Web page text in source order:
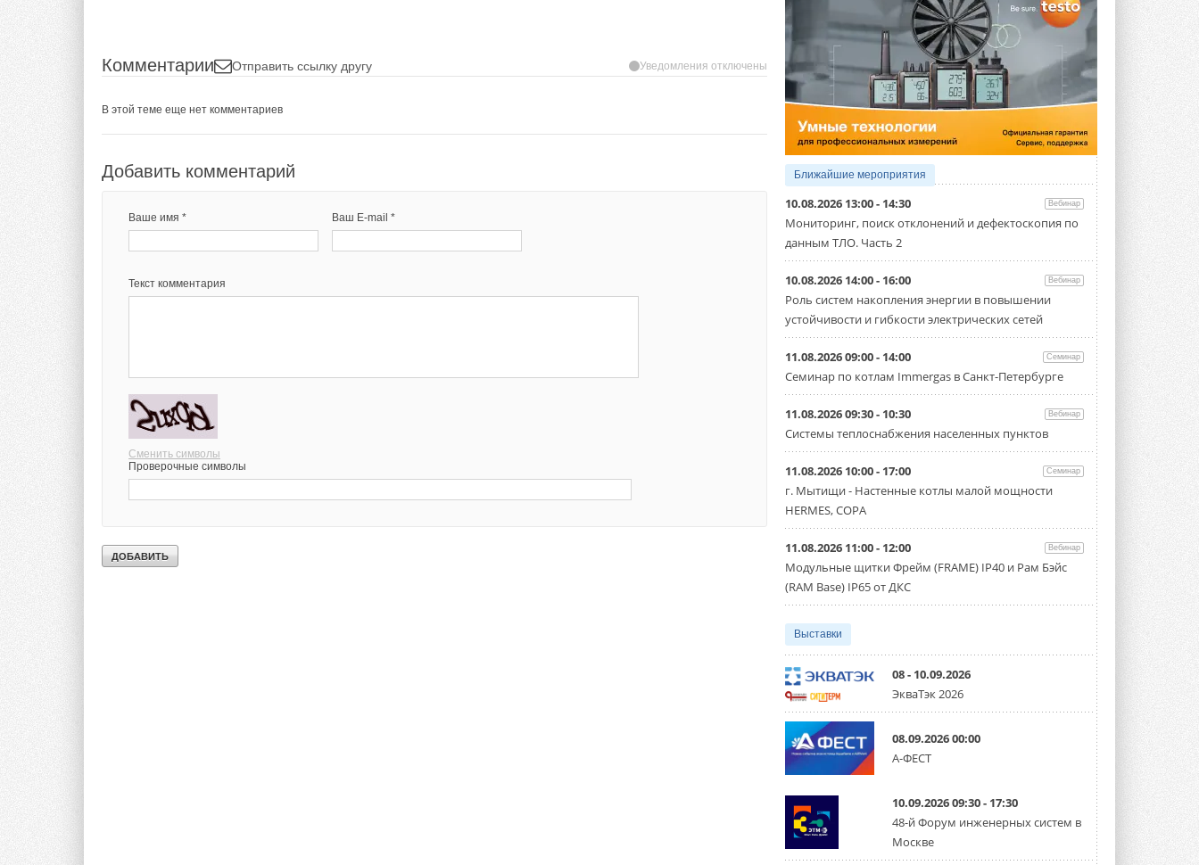
Комментарии Отправить ссылку другу Уведомления отключены
В этой теме еще нет комментариев
Добавить комментарий
Ваше имя * Ваш E-mail *
Текст комментария
Сменить символы
Проверочные символы
Китайская Shenling представила
линейку тепловых насосов
«воздух-вода» на R290
Серия ThermaX R290 All-In-One
включает три модели ...
4 АВГУСТА 2026
Тепловые насосы в связке с
солнечной генерацией и
накопителем снижают
потребление на 60%
Исследователи из Италии установили ...
4 АВГУСТА 2026
«РУСКЛИМАТ Fest 2026» в Уфе
собрал свыше 700 профи
климатической отрасли
Организатором выступил торгово-
производственный холдинг ...
«Датарк» испытал модульный
ЦОД с плотностью 54 кВт на
стойку
Испытания прошли на собственной
производственной площадке и были ...
3 АВГУСТА 2026
Samsung выпускает VRF-
систему DVM на R32
производительностью от 22,4 до 56 кВт.
Суммарная длина трубопроводов ...
итоги конкурса студенческих
проектов «ТИМ-лидеры 2026»
Новый сезон конкурса «ТИМ-лидеры»
стартует уже в сентябре 2026 года ...
3 АВГУСТА 2026
партнёрство за Уралом
Президент Омского землячества в
Москве Михаил Тимошенко посетил
Омск с трёхдневным рабочим визитом ...
31 ИЮЛЯ 2026
Carrier модернизирует
флагманский чиллер AquaEdge
работающую на хладагенте R1234ze ...
31 ИЮЛЯ 2026
Mitsubishi расширяет
Ближайшие мероприятия
10.08.2026 13:00 - 14:30 Вебинар
Мониторинг, поиск отклонений и дефектоскопия по
данным ТЛО. Часть 2
10.08.2026 14:00 - 16:00 Вебинар
Роль систем накопления энергии в повышении
устойчивости и гибкости электрических сетей
11.08.2026 09:00 - 14:00 Семинар
Семинар по котлам Immergas в Санкт-Петербурге
11.08.2026 09:30 - 10:30 Вебинар
Системы теплоснабжения населенных пунктов
11.08.2026 10:00 - 17:00 Семинар
г. Мытищи - Настенные котлы малой мощности
HERMES, COPA
11.08.2026 11:00 - 12:00 Вебинар
Модульные щитки Фрейм (FRAME) IP40 и Рам Бэйс
(RAM Base) IP65 от ДКС
Выставки
08 - 10.09.2026
ЭкваТэк 2026
08.09.2026 00:00
А-ФЕСТ
10.09.2026 09:30 - 17:30
48-й Форум инженерных систем в
Москве